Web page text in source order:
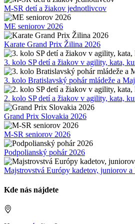
M-SR detí a žiakov jednotlivcov
ME seniorov 2026
Karate Grand Prix Žilina 2026
3. kolo SP detí a žiakov v agility, kata,
3. kolo Bratislavský pohár mládeže a
2. kolo SP detí a žiakov v agility, kata,
Grand Prix Slovakia 2026
M-SR seniorov 2026
Podpolianský pohár 2026
Majstrovstvá Európy kadetov, juniorov a
Kde nás nájdete